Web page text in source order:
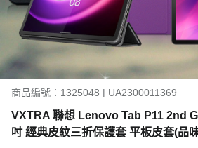
商品編號：1325048 | UA2300011369
VXTRA 聯想 Lenovo Tab P11 2nd
吋 經典皮紋三折保護套 平板皮套(品